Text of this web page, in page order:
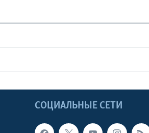
СОЦИАЛЬНЫЕ СЕТИ